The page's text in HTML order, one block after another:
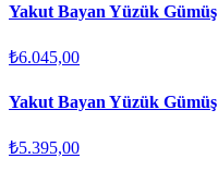
Yakut Bayan Yüzük Gümüş
₺6.045,00
Yakut Bayan Yüzük Gümüş
₺5.395,00